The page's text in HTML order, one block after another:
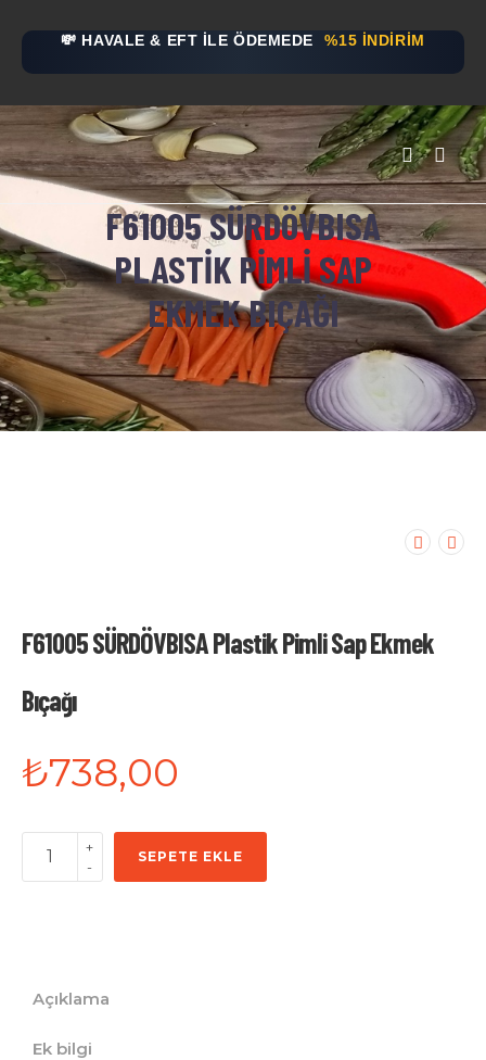
💸 HAVALE & EFT İLE ÖDEMEDE %15 İNDİRİM
F61005 SÜRDÖVBISA
PLASTIK PIMLI SAP
EKMEK BIÇAĞI
F61005 SÜRDÖVBISA Plastik Pimli Sap Ekmek
Bıçağı
₺738,00
-
+
SEPETE EKLE
Açıklama
Ek bilgi